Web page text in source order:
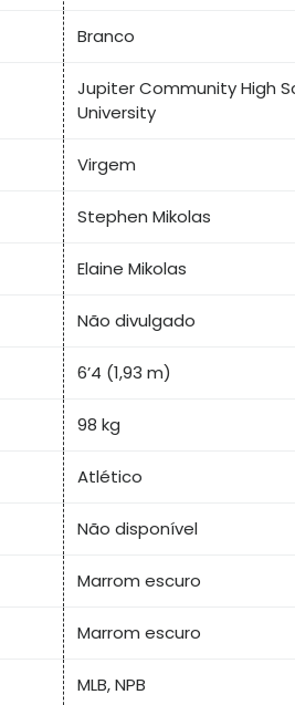
Branco
Jupiter Community High
University
Virgem
Stephen Mikolas
Elaine Mikolas
Não divulgado
6’4 (1,93 m)
98 kg
Atlético
Não disponível
Marrom escuro
Marrom escuro
MLB, NPB